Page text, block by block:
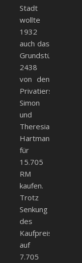
Stadt
wollte
1932
auch das
Grundstück
2438
von den
Privatierseheleuten
Simon
und
Theresia
Hartmann
für
15.705
RM
kaufen.
Trotz
Senkung
des
Kaufpreises
auf
7.705